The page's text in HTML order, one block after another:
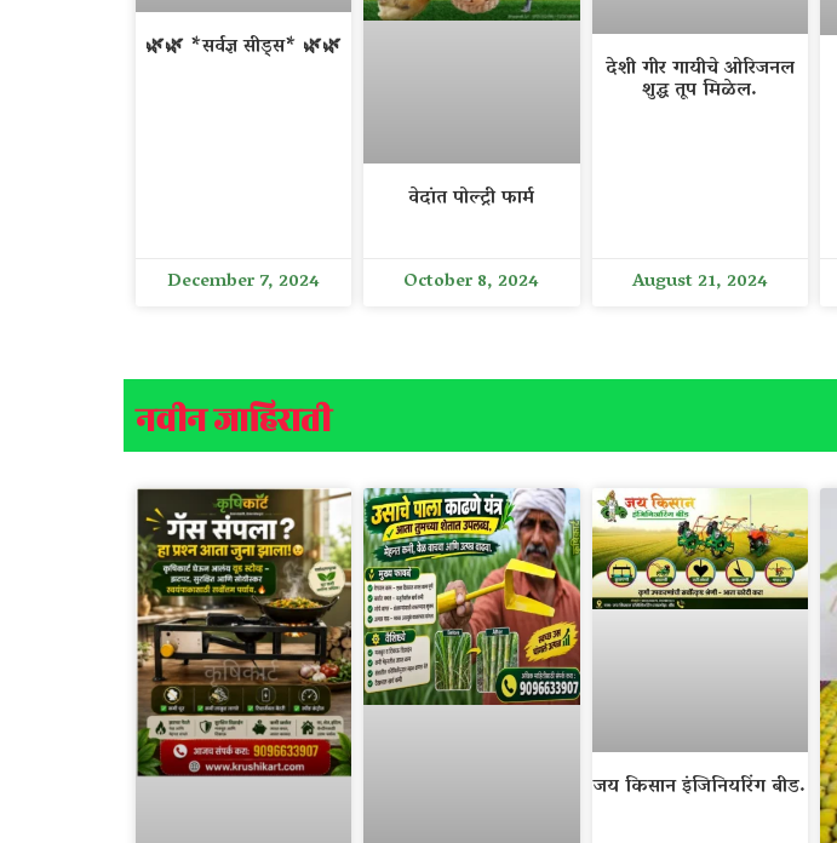
🌿🌿 *सर्वज्ञ सीड्स* 🌿🌿
December 7, 2024
वेदांत पोल्ट्री फार्म
October 8, 2024
देशी गीर गायीचे ओरिजनल
शुद्ध तूप मिळेल.
August 21, 2024
नवीन जाहिराती
जय किसान इंजिनियरिंग बीड.